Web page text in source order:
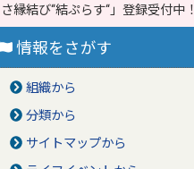
さ縁結び‘‘結ぷらす‘‘」登録受付中！
情報をさがす
組織から
分類から
サイトマップから